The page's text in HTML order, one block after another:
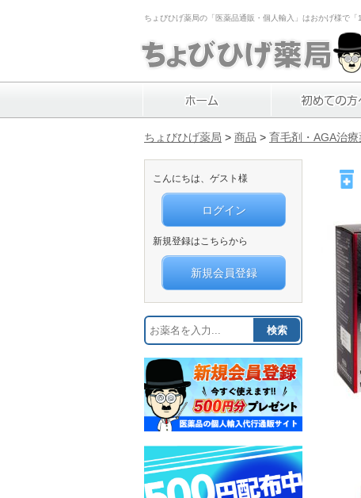
ちょびひげ薬局の「医薬品通販・個人輸入」はおかげ様で
ちょびひげ薬局 > 商品 > 育毛剤・AGA治療
こんにちは、ゲスト様
ログイン
新規登録はこちらから
新規会員登録
検索